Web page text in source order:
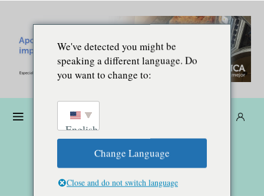
We've detected you might be
speaking a different language. Do
you want to change to:
English
Change Language
Close and do not switch language